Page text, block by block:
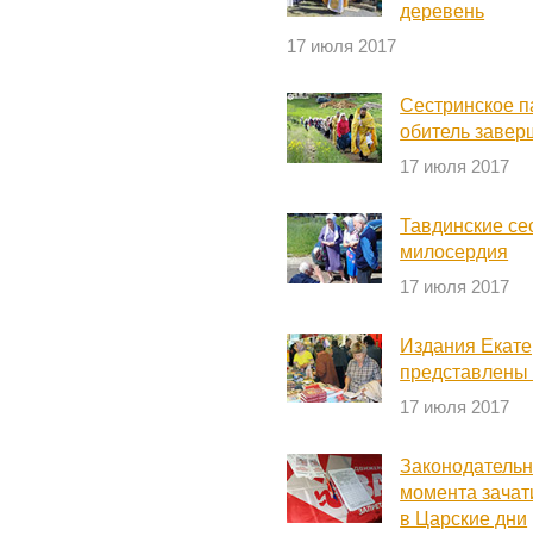
деревень
17 июля 2017
Сестринское
обитель
17 июля 2017
Тавдинские
милосердия
17 июля 2017
Издания
17 июля 2017
момента
в Царские дни